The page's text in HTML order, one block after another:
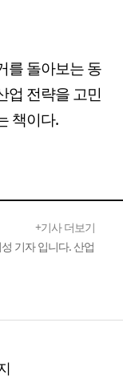
를 돌아보는 동
업 전략을 고민
책이다.
+기사 더보기
기자 입니다. 산업